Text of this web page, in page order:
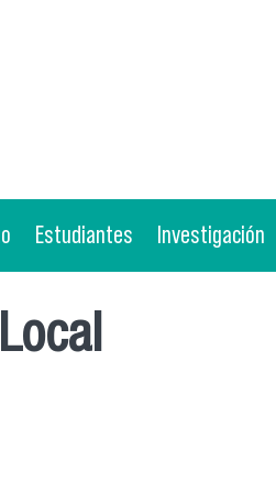
Estudiantes Investigación